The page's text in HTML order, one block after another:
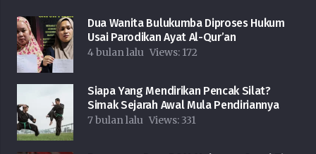
Dua Wanita Bulukumba Diproses Hukum
Usai Parodikan Ayat Al-Qur’an
4 bulan lalu Views: 172
Siapa Yang Mendirikan Pencak Silat?
Simak Sejarah Awal Mula Pendiriannya
7 bulan lalu Views: 331